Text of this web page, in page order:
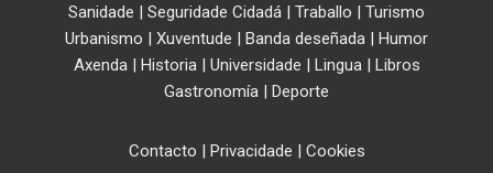
Sanidade | Seguridade Cidadá | Traballo | Turismo
Urbanismo | Xuventude | Banda deseñada | Humor
Axenda| Historia| Universidade | Lingua| Libros
Gastronomía | Deporte
Contacto | Privacidade | Cookies